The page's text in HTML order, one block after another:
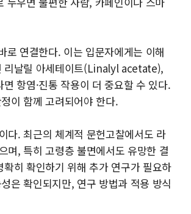
로 연결한다. 이는 입문자에게는 이해
리날릴 아세테이트(Linalyl acetate),
항염·진통 작용이 더 중요할 수 있다.
이 함께 고려되어야 한다.
다. 최근의 체계적 문헌고찰에서도 라
며, 특히 고령층 불면에서도 유망한 결
히 확인하기 위해 추가 연구가 필요하
은 확인되지만, 연구 방법과 적용 방식